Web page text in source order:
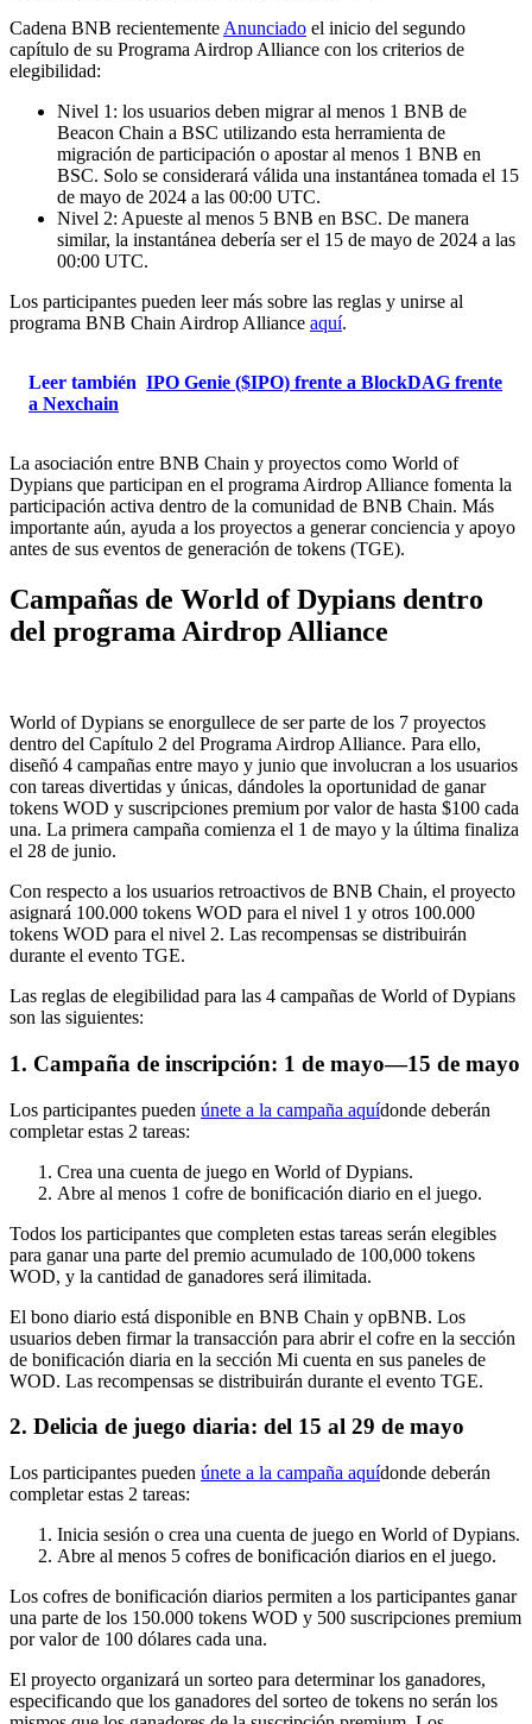
Cadena BNB recientemente Anunciado el inicio del segundo
capítulo de su Programa Airdrop Alliance con los criterios de
elegibilidad:
Nivel 1: los usuarios deben migrar al menos 1 BNB de
Beacon Chain a BSC utilizando esta herramienta de
migración de participación o apostar al menos 1 BNB en
BSC. Solo se considerará válida una instantánea tomada el 15
de mayo de 2024 a las 00:00 UTC.
Nivel 2: Apueste al menos 5 BNB en BSC. De manera
similar, la instantánea debería ser el 15 de mayo de 2024 a las
00:00 UTC.
Los participantes pueden leer más sobre las reglas y unirse al
programa BNB Chain Airdrop Alliance aquí.
Leer también IPO Genie ($IPO) frente a BlockDAG frente
a Nexchain
La asociación entre BNB Chain y proyectos como World of
Dypians que participan en el programa Airdrop Alliance fomenta la
participación activa dentro de la comunidad de BNB Chain. Más
importante aún, ayuda a los proyectos a generar conciencia y apoyo
antes de sus eventos de generación de tokens (TGE).
Campañas de World of Dypians dentro
del programa Airdrop Alliance
World of Dypians se enorgullece de ser parte de los 7 proyectos
dentro del Capítulo 2 del Programa Airdrop Alliance. Para ello,
diseñó 4 campañas entre mayo y junio que involucran a los usuarios
con tareas divertidas y únicas, dándoles la oportunidad de ganar
tokens WOD y suscripciones premium por valor de hasta $100 cada
una. La primera campaña comienza el 1 de mayo y la última finaliza
el 28 de junio.
Con respecto a los usuarios retroactivos de BNB Chain, el proyecto
asignará 100.000 tokens WOD para el nivel 1 y otros 100.000
tokens WOD para el nivel 2. Las recompensas se distribuirán
durante el evento TGE.
Las reglas de elegibilidad para las 4 campañas de World of Dypians
son las siguientes:
1. Campaña de inscripción: 1 de mayo—15 de mayo
Los participantes pueden únete a la campaña aquídonde deberán
completar estas 2 tareas:
Crea una cuenta de juego en World of Dypians.
Abre al menos 1 cofre de bonificación diario en el juego.
Todos los participantes que completen estas tareas serán elegibles
para ganar una parte del premio acumulado de 100,000 tokens
WOD, y la cantidad de ganadores será ilimitada.
El bono diario está disponible en BNB Chain y opBNB. Los
usuarios deben firmar la transacción para abrir el cofre en la sección
de bonificación diaria en la sección Mi cuenta en sus paneles de
WOD. Las recompensas se distribuirán durante el evento TGE.
2. Delicia de juego diaria: del 15 al 29 de mayo
Los participantes pueden únete a la campaña aquídonde deberán
completar estas 2 tareas:
Inicia sesión o crea una cuenta de juego en World of Dypians.
Abre al menos 5 cofres de bonificación diarios en el juego.
Los cofres de bonificación diarios permiten a los participantes ganar
una parte de los 150.000 tokens WOD y 500 suscripciones premium
por valor de 100 dólares cada una.
El proyecto organizará un sorteo para determinar los ganadores,
especificando que los ganadores del sorteo de tokens no serán los